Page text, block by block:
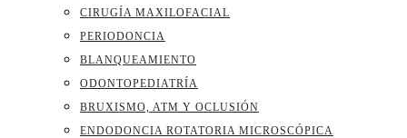
CIRUGÍA MAXILOFACIAL
PERIODONCIA
BLANQUEAMIENTO
ODONTOPEDIATRÍA
BRUXISMO, ATM Y OCLUSIÓN
ENDODONCIA ROTATORIA MICROSCÓPICA